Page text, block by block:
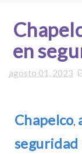
en
agosto 01, 2023
Chapelco,
seguridad